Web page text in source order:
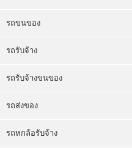
รถขนของ
รถรับจ้าง
รถรับจ้างขนของ
รถส่งของ
รถหกล้อรับจ้าง